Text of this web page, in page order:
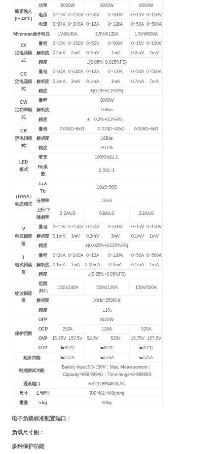
额定输入
(0~40℃)
功率 8000W 8000W 8000W
电压 0~15V 0~150V 0~50V 0~500V 0~15V 0~150V
电流
0~24A 0~240A 0~12A 0~120A 0~50A 0~500A
Minimum操作电压 1V@240A 2.5V@120A 1.5V@500A
CV
定电压模
式
量程 0~15V 0~150V 0~50V 0~500V 0~15V 0~150V
解析度 0.2mV 2mV 0.7mV 7mV 0.2mV
2mV
精度
±(0.05%+0.025%FS)
CC
定电流模
式
量程 0~24A 0~240A 0~12A 0~120A 0~50A 0~500A
解析度 0.3mA 3mA 0.1mA 1mA 0.7mA 7mA
精度 ±(0.1%+0.1%FS)
CW
定功率模
式
量程 8000W
解析度 16Bits
精度 ±（0.2%+0.2%FS）
CR
定电阻模
式
量程 0.006Ω~6kΩ 0.025Ω~42kΩ 0.008Ω~6kΩ
解析度
16Bits
精度
±0.1%
LED
模式
带宽 100KHz以上
Rd 系
数
0.001~1
（DYNA）
动态模式
Ta＆
Tb
10uS~50S
分辨率
10uS
上升/下
降斜率
3.2A/uS 0.8A/uS 3.2A/uS
V
电压回读
值
量程 0~15V 0~150V 0~50V 0~500V 0~15V 0~150V
解析度 0.1mV 1mV 0.3mV 3mV 0.1mV
1mV
精度
±(0.025%+0.025%FS)
电流回读
值
量程 0~24A 0~240A 0~12A 0~120A 0~50A 0~500A
解析度 0.1mA 1mA 0.09mA 0.9mA 0.1mA 1mA
精度 ±(0.05%+0.05%FS)
纹波回读
值
范围
（R/I）
150V/240A 500V/120A 150V/500A
解析度 10Hz~250KHz
精度 ±1%
保护范围
OPP 8400W
OCP 252A 126A
525A
OVP
15.75V 157.5V 52.5V 525V 15.75V 157.5V
OTP
≒85℃ ≒85℃ ≒85℃
短路功能 ≒252A ≒126A ≒525A
电池测试功能
Battery Input:0.5-150V ；Max. Measruement：
Capacity=999.999AH；Time range=0-99999S
通讯端口
RS232/RS485/LAN
尺寸 L*W*H 700*481*448(mm)
重量 ≈ kg 80kg
电子负载标准配置端口：
负载尺寸图：
多种保护功能